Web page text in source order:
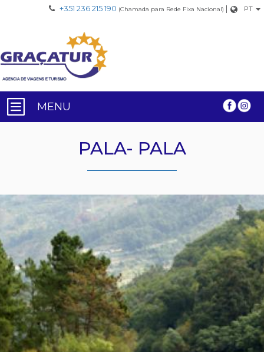
+351 236 215 190 (Chamada para Rede Fixa Nacional) | PT
MENU
PALA- PALA